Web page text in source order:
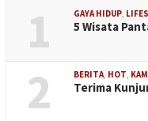
1 GAYA HIDUP,
5 Wisata
2 BERITA, HOT,
Terima